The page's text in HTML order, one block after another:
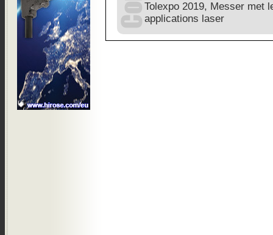
Tolexpo 2019, Messer met
applications laser